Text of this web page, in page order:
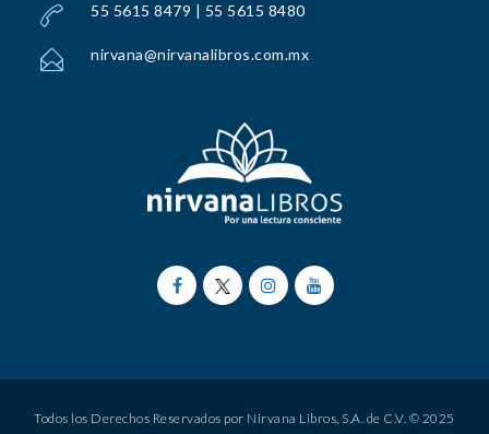
55 5615 8479 | 55 5615 8480
nirvana@nirvanalibros.com.mx
Todos los Derechos Reservados por Nirvana Libros, S.A. de C.V. © 2025